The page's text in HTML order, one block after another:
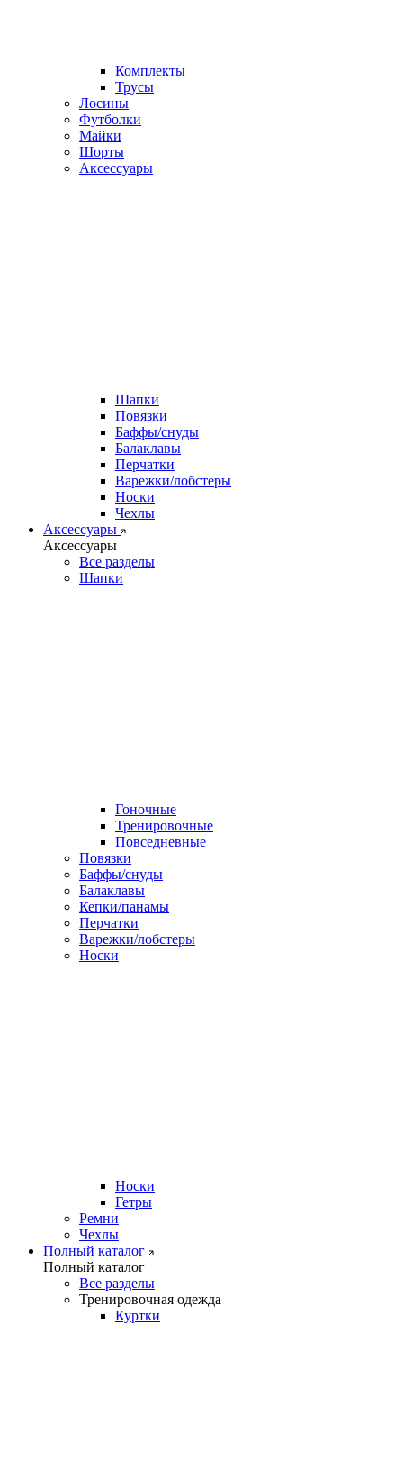
Комплекты
Трусы
Лосины
Футболки
Майки
Шорты
Аксессуары
Шапки
Повязки
Баффы/снуды
Балаклавы
Перчатки
Варежки/лобстеры
Носки
Чехлы
Аксессуары
Аксессуары
Все разделы
Шапки
Гоночные
Тренировочные
Повседневные
Повязки
Баффы/снуды
Балаклавы
Кепки/панамы
Перчатки
Варежки/лобстеры
Носки
Носки
Гетры
Ремни
Чехлы
Полный каталог
Полный каталог
Все разделы
Тренировочная одежда
Куртки